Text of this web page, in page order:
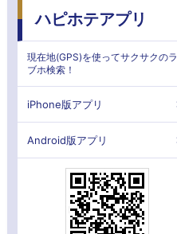
ハピホテアプリ
現在地(GPS)を使ってサクサクのラ
ブホ検索！
iPhone版アプリ
Android版アプリ